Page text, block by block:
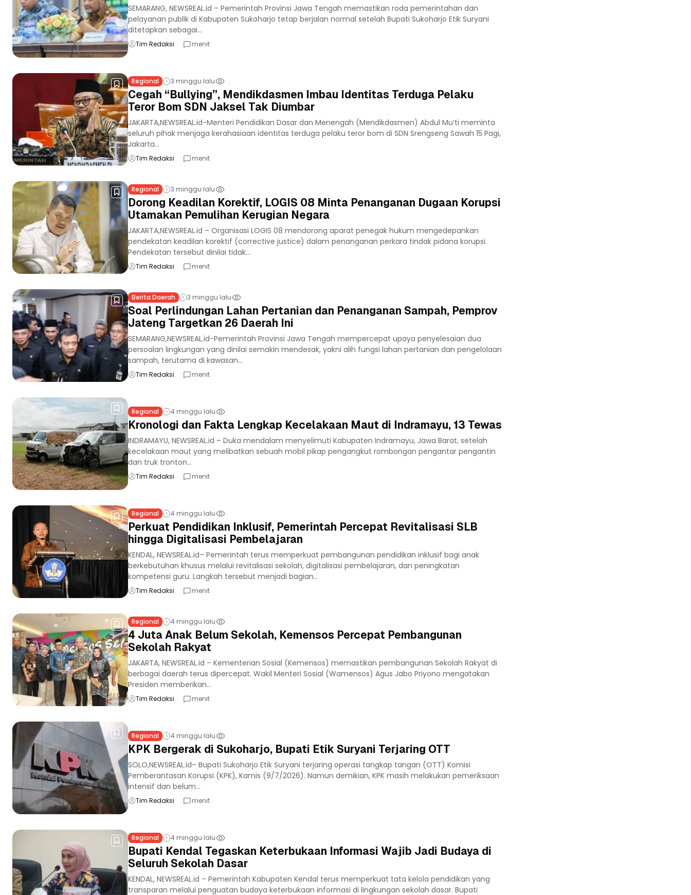
SEMARANG, NEWSREAL.id – Pemerintah Provinsi Jawa Tengah memastikan roda pemerintahan dan
pelayanan publik di Kabupaten Sukoharjo tetap berjalan normal setelah Bupati Sukoharjo Etik Suryani
ditetapkan sebagai...
Tim Redaksi menit
Regional 3 minggu lalu
Cegah “Bullying”, Mendikdasmen Imbau Identitas Terduga Pelaku
Teror Bom SDN Jaksel Tak Diumbar
JAKARTA,NEWSREAL.id-Menteri Pendidikan Dasar dan Menengah (Mendikdasmen) Abdul Mu’ti meminta
seluruh pihak menjaga kerahasiaan identitas terduga pelaku teror bom di SDN Srengseng Sawah 15 Pagi,
Jakarta...
Tim Redaksi menit
Regional 3 minggu lalu
Dorong Keadilan Korektif, LOGIS 08 Minta Penanganan Dugaan Korupsi
Utamakan Pemulihan Kerugian Negara
JAKARTA,NEWSREAL.id – Organisasi LOGIS 08 mendorong aparat penegak hukum mengedepankan
pendekatan keadilan korektif (corrective justice) dalam penanganan perkara tindak pidana korupsi.
Pendekatan tersebut dinilai tidak...
Tim Redaksi menit
Berita Daerah 3 minggu lalu
Soal Perlindungan Lahan Pertanian dan Penanganan Sampah, Pemprov
Jateng Targetkan 26 Daerah Ini
SEMARANG,NEWSREAL.id-Pemerintah Provinsi Jawa Tengah mempercepat upaya penyelesaian dua
persoalan lingkungan yang dinilai semakin mendesak, yakni alih fungsi lahan pertanian dan pengelolaan
sampah, terutama di kawasan...
Tim Redaksi menit
Regional 4 minggu lalu
Kronologi dan Fakta Lengkap Kecelakaan Maut di Indramayu, 13 Tewas
INDRAMAYU, NEWSREAL.id – Duka mendalam menyelimuti Kabupaten Indramayu, Jawa Barat, setelah
kecelakaan maut yang melibatkan sebuah mobil pikap pengangkut rombongan pengantar pengantin
dan truk tronton...
Tim Redaksi menit
Regional 4 minggu lalu
Perkuat Pendidikan Inklusif, Pemerintah Percepat Revitalisasi SLB
hingga Digitalisasi Pembelajaran
KENDAL, NEWSREAL.id– Pemerintah terus memperkuat pembangunan pendidikan inklusif bagi anak
berkebutuhan khusus melalui revitalisasi sekolah, digitalisasi pembelajaran, dan peningkatan
kompetensi guru. Langkah tersebut menjadi bagian...
Tim Redaksi menit
Regional 4 minggu lalu
4 Juta Anak Belum Sekolah, Kemensos Percepat Pembangunan
Sekolah Rakyat
JAKARTA, NEWSREAL.id – Kementerian Sosial (Kemensos) memastikan pembangunan Sekolah Rakyat di
berbagai daerah terus dipercepat. Wakil Menteri Sosial (Wamensos) Agus Jabo Priyono mengatakan
Presiden memberikan...
Tim Redaksi menit
Regional 4 minggu lalu
KPK Bergerak di Sukoharjo, Bupati Etik Suryani Terjaring OTT
SOLO,NEWSREAL.id– Bupati Sukoharjo Etik Suryani terjaring operasi tangkap tangan (OTT) Komisi
Pemberantasan Korupsi (KPK), Kamis (9/7/2026). Namun demikian, KPK masih melakukan pemeriksaan
intensif dan belum...
Tim Redaksi menit
Regional 4 minggu lalu
Bupati Kendal Tegaskan Keterbukaan Informasi Wajib Jadi Budaya di
Seluruh Sekolah Dasar
KENDAL, NEWSREAL.id – Pemerintah Kabupaten Kendal terus memperkuat tata kelola pendidikan yang
transparan melalui penguatan budaya keterbukaan informasi di lingkungan sekolah dasar. Bupati